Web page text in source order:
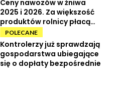
Ceny nawozów w żniwa
2025 i 2026. Za większość
produktów rolnicy płacą
więcej
POLECANE
Kontrolerzy już sprawdzają
gospodarstwa ubiegające
się o dopłaty bezpośrednie